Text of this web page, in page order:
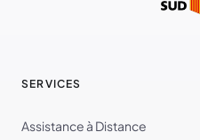
SERVICES
Assistance à Distance